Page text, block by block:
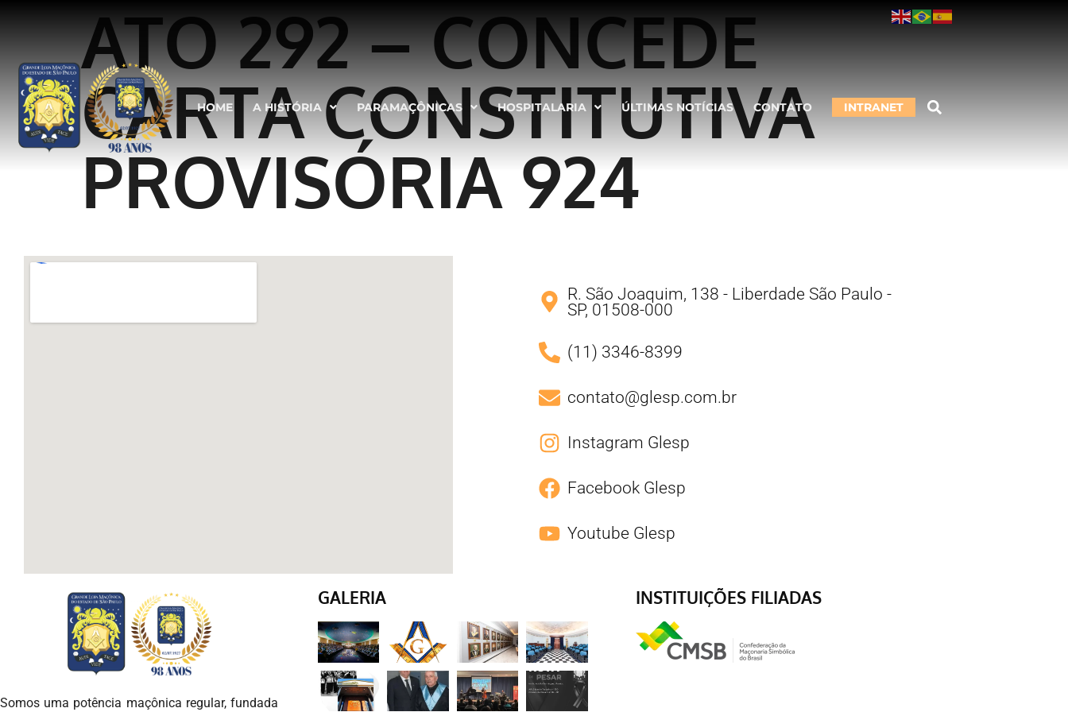
HOME A HISTÓRIA PARAMAÇÔNICAS HOSPITALARIA ÚLTIMAS NOTÍCIAS CONTATO INTRANET
ATO 292 – CONCEDE
CARTA CONSTITUTIVA
PROVISÓRIA 924
R. São Joaquim, 138 - Liberdade São Paulo -
SP, 01508-000
(11) 3346-8399
contato@glesp.com.br
Instagram Glesp
Facebook Glesp
Youtube Glesp
Somos uma potência maçônica regular, fundada
GALERIA INSTITUIÇÕES FILIADAS